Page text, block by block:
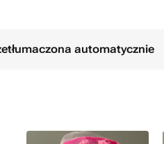
automatycznie